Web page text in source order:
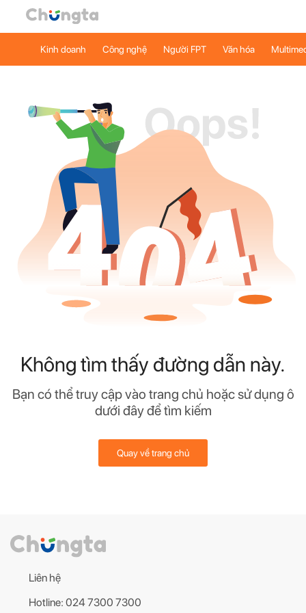
Kinh doanh Công nghệ Người FPT Văn hóa
Không tìm thấy đường dẫn này.
Bạn có thể truy cập vào trang chủ hoặc sử dụng ô
dưới đây để tìm kiếm
Quay về trang chủ
Liên hệ
Hotline: 024 7300 7300